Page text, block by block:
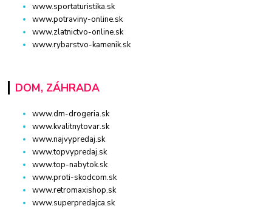
www.sportaturistika.sk
www.potraviny-online.sk
www.zlatnictvo-online.sk
www.rybarstvo-kamenik.sk
DOM, ZÁHRADA
www.dm-drogeria.sk
www.kvalitnytovar.sk
www.najvypredaj.sk
www.topvypredaj.sk
www.top-nabytok.sk
www.proti-skodcom.sk
www.retromaxishop.sk
www.superpredajca.sk